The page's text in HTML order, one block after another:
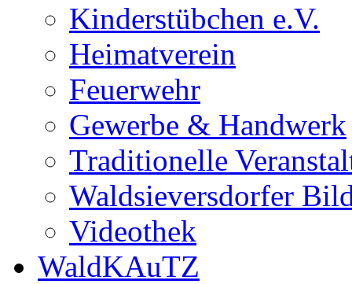
Kinderstübchen e.V.
Heimatverein
Feuerwehr
Gewerbe & Handwerk
Traditionelle
Waldsieversdorfer
Videothek
WaldKAuTZ